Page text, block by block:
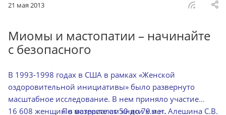
21 мая 2013
Миомы и мастопатии – начинайте
с безопасного
В 1993-1998 годах в США в рамках «Женской
оздоровительной инициативы» было развернуто
масштабное исследование. В нем приняло участие
16 608 женщин в возрасте от 50 до 79 лет.
По материалам книги к.м.н. Алешина С.В.